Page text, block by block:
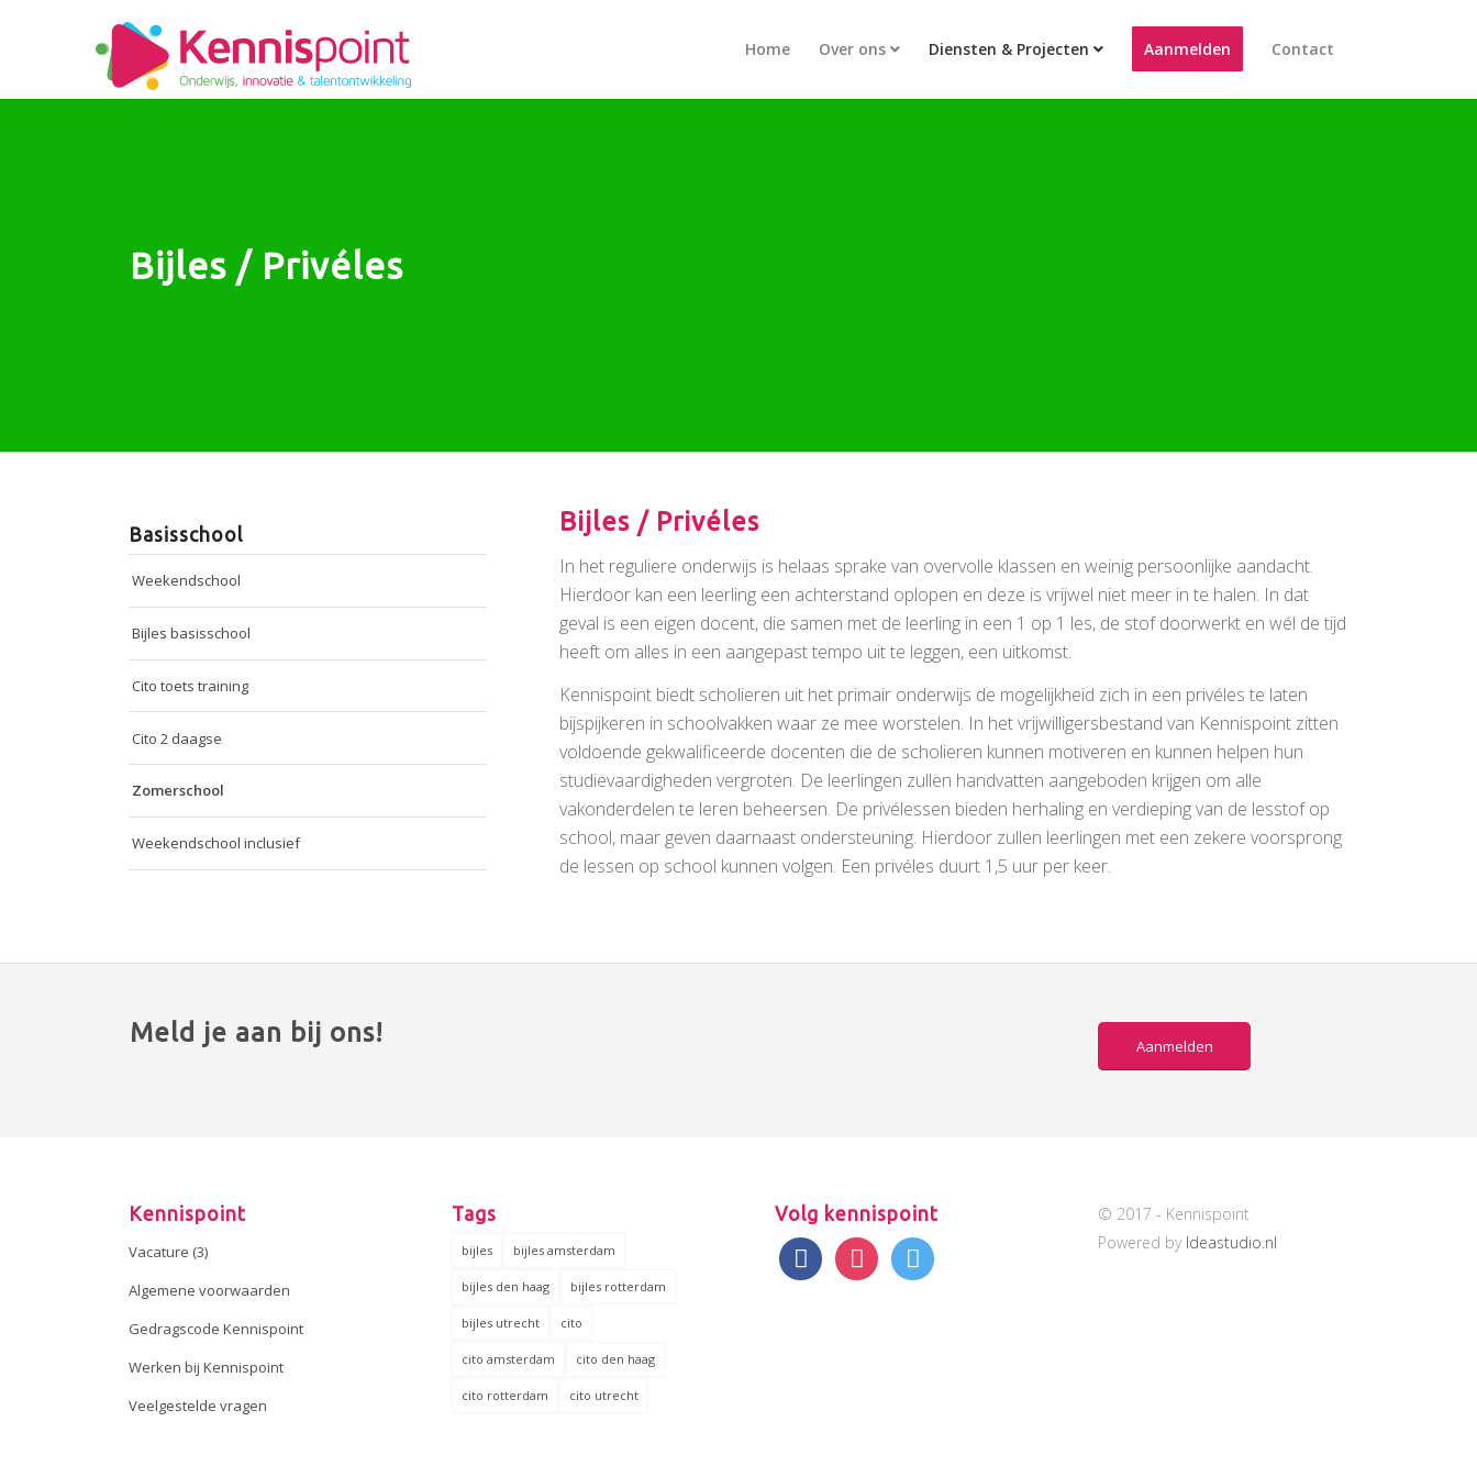
Home Over ons Diensten & Projecten Aanmelden Contact
Bijles / Privéles
Basisschool
Weekendschool
Bijles basisschool
Cito toets training
Cito 2 daagse
Zomerschool
Weekendschool inclusief
Bijles / Privéles
In het reguliere onderwijs is helaas sprake van overvolle klassen en weinig persoonlijke aandacht.
Hierdoor kan een leerling een achterstand oplopen en deze is vrijwel niet meer in te halen. In dat
geval is een eigen docent, die samen met de leerling in een 1 op 1 les, de stof doorwerkt en wél de tijd
heeft om alles in een aangepast tempo uit te leggen, een uitkomst.
Kennispoint biedt scholieren uit het primair onderwijs de mogelijkheid zich in een privéles te laten
bijspijkeren in schoolvakken waar ze mee worstelen. In het vrijwilligersbestand van Kennispoint zitten
voldoende gekwalificeerde docenten die de scholieren kunnen motiveren en kunnen helpen hun
studievaardigheden vergroten. De leerlingen zullen handvatten aangeboden krijgen om alle
vakonderdelen te leren beheersen. De privélessen bieden herhaling en verdieping van de lesstof op
school, maar geven daarnaast ondersteuning. Hierdoor zullen leerlingen met een zekere voorsprong
de lessen op school kunnen volgen. Een privéles duurt 1,5 uur per keer.
Meld je aan bij ons! Aanmelden
Kennispoint
Vacature (3)
Algemene voorwaarden
Gedragscode Kennispoint
Werken bij Kennispoint
Veelgestelde vragen
Tags
bijles bijles amsterdam
bijles den haag bijles rotterdam
bijles utrecht cito
cito amsterdam cito den haag
cito rotterdam cito utrecht
Volg kennispoint
facebookinstagram
twitter
© 2017 - Kennispoint
Powered by Ideastudio.nl